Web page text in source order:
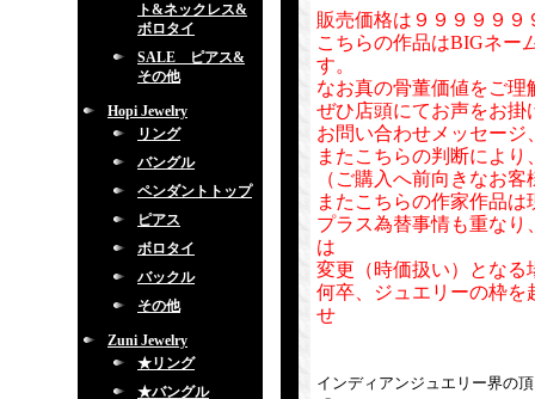
ト&ネックレス&
ボロタイ
SALE ピアス&
その他
Hopi Jewelry
リング
バングル
ペンダントトップ
ピアス
ボロタイ
バックル
その他
Zuni Jewelry
★リング
★バングル
販売価格は９９９９９
こちらの作品はBIGネー
す。
なお真の骨董価値をご
ぜひ店頭にてお声をお掛
お問い合わせメッセー
またこちらの判断によ
（ご購入へ前向きなお
またこちらの作家作品
プラス為替事情も重な
は
変更（時価扱い）となる
何卒、ジュエリーの枠を
せ
インディアンジュエリー界の